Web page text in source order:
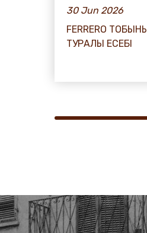
30 Jun 2026
FERRERO
ТУРАЛЫ ЕСЕБІ